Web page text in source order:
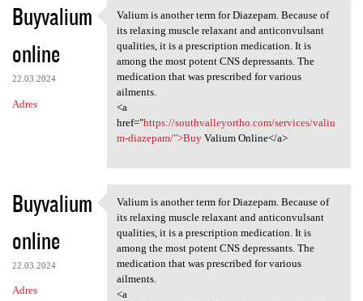
a
z
e
Buyvalium
online
22.03.2024
Adres
Valium is another term for
Valium is another term for Diazepam. Because of
its relaxing muscle relaxant and anticonvulsant
qualities, it is a prescription medication. It is
among the most potent CNS depressants. The
medication that was prescribed for various
ailments.
<a
href="https://southvalleyortho.com/services/valiu
m-diazepam/">BuyValium Online</a>
Buyvalium
online
22.03.2024
Adres
Valium is another term for
Valium is another term for Diazepam. Because of
its relaxing muscle relaxant and anticonvulsant
qualities, it is a prescription medication. It is
among the most potent CNS depressants. The
medication that was prescribed for various
ailments.
<a